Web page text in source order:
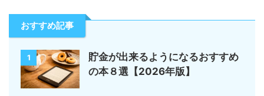
おすすめ記事
1
貯金が出来るようになるおすすめ
の本８選【2026年版】